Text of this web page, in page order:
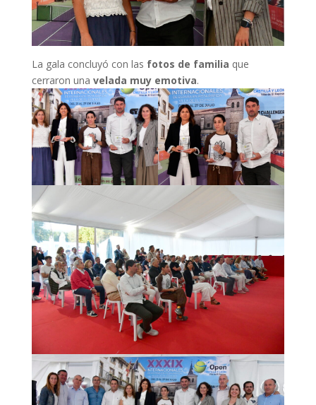
La gala concluyó con las fotos de familia que
cerraron una velada muy emotiva.